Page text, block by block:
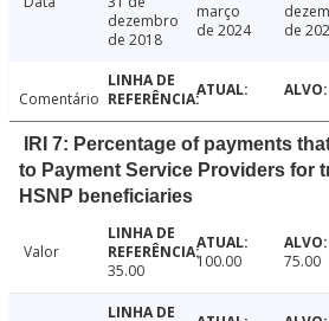
dezembro
de 2018
março
de 2024
de
Comentário
IRI 7: Percentage of payments
to Payment Service Providers for
HSNP beneficiaries
Valor
35.00
100.00 75.00